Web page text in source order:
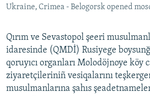
Ukraine, Crimea - Belogorsk opened
Qırım ve Sevastopol şeeri
idaresinde (QMDİ) Rusiyege
qoruyıcı organları Molodöjnoye köy
ziyaretçileriniñ vesiqalarını
musulmanlarına şahıs